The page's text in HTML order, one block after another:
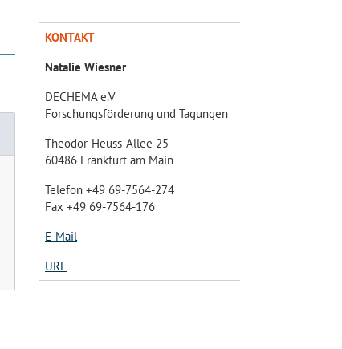
KONTAKT
Natalie Wiesner
DECHEMA e.V
Forschungsförderung und Tagungen
Theodor-Heuss-Allee 25
60486 Frankfurt am Main
Telefon +49 69-7564-274
Fax +49 69-7564-176
E-Mail
URL